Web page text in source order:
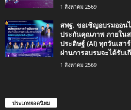
1 สิงหาคม 2569
สพฐ. ขอเชิญอบรมออน
ประกันคุณภาพ ภายใน
ประดิษฐ์ (AI) ทุกวันเสา
ผ่านการอบรมจะได้รับเ
1 สิงหาคม 2569
ประเภทยอดนิยม